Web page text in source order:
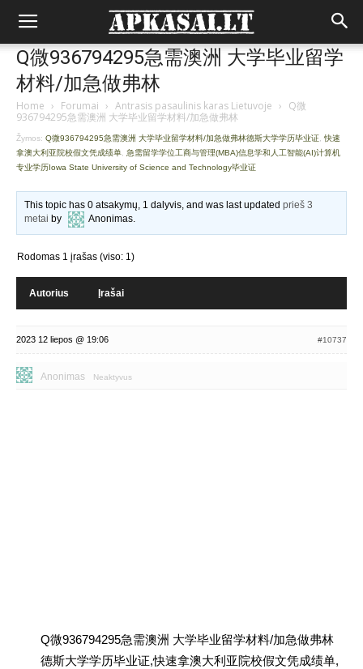
Q微936794295急需澳洲 大学毕业留学
材料/加急做弗林
Home › Forumai › Antrasis pasaulinis karas Lietuvoje › Q微
936794295急需澳洲 大学毕业留学材料/加急做弗林
Žymos: Q微936794295急需澳洲 大学毕业留学材料/加急做弗林德斯大学学历毕业证 快速
拿澳大利亚院校假文凭成绩单 急需留学学位工商与管理(MBA)信息学和人工智能(AI)计算机
专业学历Iowa State University of Science and Technology毕业证
This topic has 0 atsakymų, 1 dalyvis, and was last updatedprieš 3
metai by Anonimas.
Rodomas 1 įrašas (viso: 1)
Autorius Įrašai
2023 12 liepos @ 19:06 #10737
Anonimas Neaktyvus
Q微936794295急需澳洲 大学毕业留学材料/加急做弗林
德斯大学学历毕业证,快速拿澳大利亚院校假文凭成绩单,